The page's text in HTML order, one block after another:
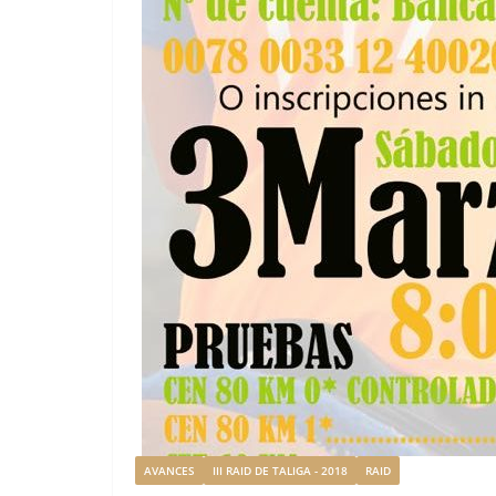
AVANCES III RAID DE TALIGA - 2018 RAID